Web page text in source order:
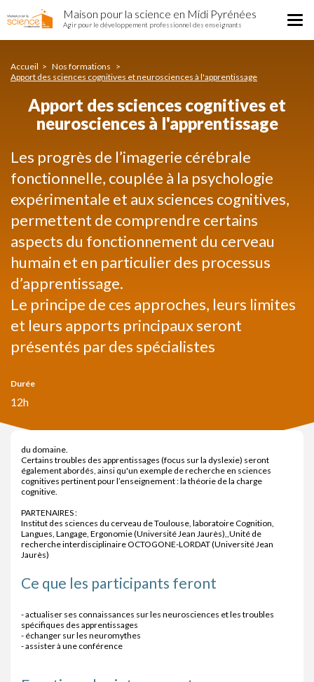
des
neurosciences
l'apprentissage
au
Maison pour la science en Midi Pyrénées
Agir pour le développement professionnel des enseignants
Accueil
Nos formations
Apport des sciences cognitives et neurosciences à l'apprentissage
Apport des sciences cognitives et
neurosciences à l'apprentissage
Les progrès de l’imagerie cérébrale
fonctionnelle, couplée à la psychologie
expérimentale et aux sciences cognitives,
permettent de comprendre certains
aspects du fonctionnement du cerveau
humain et en particulier des processus
d’apprentissage.
Le principe de ces approches, leurs limites
et leurs apports principaux seront
présentés par des spécialistes
Durée
12h
du domaine.
Certains troubles des apprentissages (focus sur la dyslexie) seront
également abordés, ainsi qu'un exemple de recherche en sciences
cognitives pertinent pour l’enseignement : la théorie de la charge
cognitive.
PARTENAIRES :
Institut des sciences du cerveau de Toulouse, laboratoire Cognition,
Langues, Langage, Ergonomie (Université Jean Jaurès),,Unité de
recherche interdisciplinaire OCTOGONE-LORDAT (Université Jean
Jaurès)
Ce que les participants feront
- actualiser ses connaissances sur les neurosciences et les troubles
spécifiques des apprentissages
- échanger sur les neuromythes
- assister à une conférence